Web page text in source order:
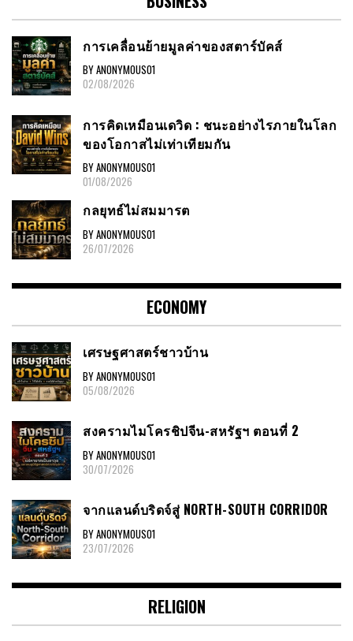
การเคลื่อนย้ายมูลค่าของสตาร์บัคส์
BY ANONYMOUS01
02/08/2026
การคิดเหมือนเดวิด : ชนะอย่างไรภายในโลก
ของโอกาสไม่เท่าเทียมกัน
BY ANONYMOUS01
01/08/2026
กลยุทธ์ไม่สมมารต
BY ANONYMOUS01
26/07/2026
ECONOMY
เศรษฐศาสตร์ชาวบ้าน
BY ANONYMOUS01
05/08/2026
สงครามไมโครชิปจีน-สหรัฐฯ ตอนที่ 2
BY ANONYMOUS01
30/07/2026
จากแลนด์บริดจ์สู่ NORTH-SOUTH CORRIDOR
BY ANONYMOUS01
23/07/2026
RELIGION